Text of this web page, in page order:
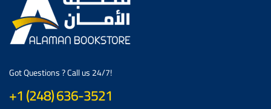
Got Questions ? Call us 24/7!
+1 (248) 636-3521